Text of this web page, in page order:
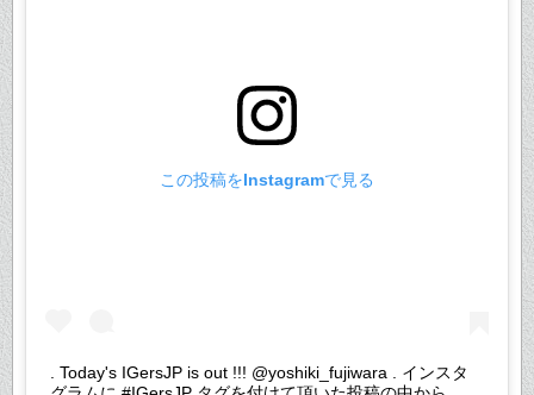
この投稿をInstagramで見る
. Today's IGersJP is out !!! @yoshiki_fujiwara . インスタ